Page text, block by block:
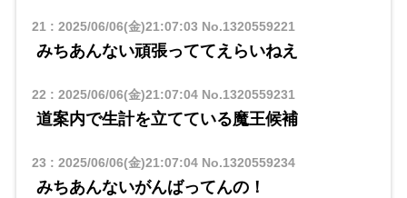
21: 2025/06/06(金)21:07:03 No.1320559221
みちあんない頑張っててえらいねえ
22 : 2025/06/06(金)21:07:04No.1320559231
道案内で生計を立てている魔王候補
23 : 2025/06/06(金)21:07:04No.1320559234
みちあんないがんばってんの！